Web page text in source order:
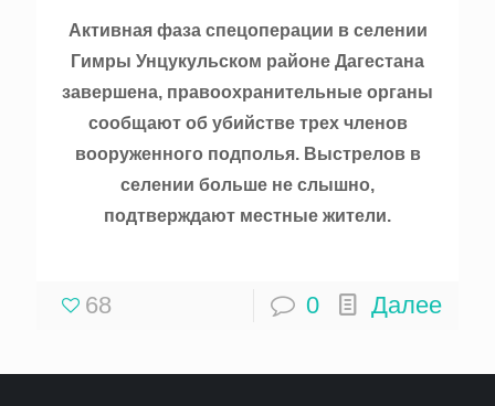
Активная фаза спецоперации в селении
Гимры Унцукульском районе Дагестана
завершена, правоохранительные органы
сообщают об убийстве трех членов
вооруженного подполья. Выстрелов в
селении больше не слышно,
подтверждают местные жители.
68 0 Далее